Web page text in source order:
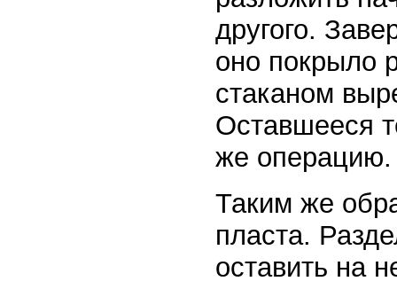
другого.
оно покрыло
стаканом
Оставшееся
же операцию.
Таким же
пласта.
оставить на